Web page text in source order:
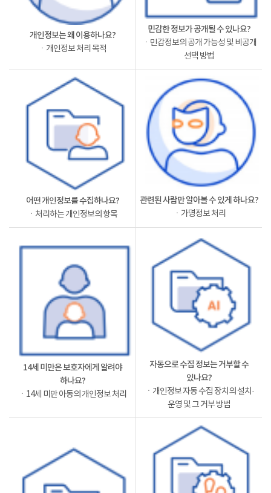
개인정보는 왜 이용하나요?
ㆍ개인정보 처리 목적
민감한 정보가 공개될 수 있나요?
ㆍ민감정보의 공개 가능성 및 비공개
선택 방법
어떤 개인정보를 수집하나요?
ㆍ처리하는 개인정보의 항목
관련된 사람만 알아볼 수 있게 하나요?
ㆍ가명정보 처리
14세 미만은 보호자에게 알려야
하나요?
ㆍ14세 미만 아동의 개인정보 처리
자동으로 수집 정보는 거부할 수
있나요?
ㆍ개인정보 자동 수집 장치의 설치·
운영 및 그 거부 방법